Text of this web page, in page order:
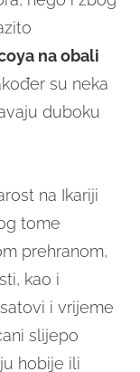
na obali
su neka
duboku
na Ikariji
tome
prehranom,
kao i
i vrijeme
slijepo
hobije ili